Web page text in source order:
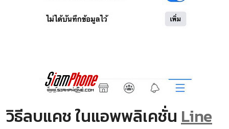
วิธีลบแคช ในแอพพลิเคชั่นLine